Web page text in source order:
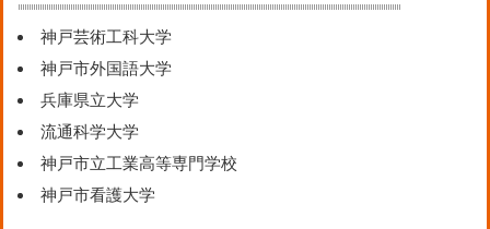
神戸芸術工科大学
神戸市外国語大学
兵庫県立大学
流通科学大学
神戸市立工業高等専門学校
神戸市看護大学